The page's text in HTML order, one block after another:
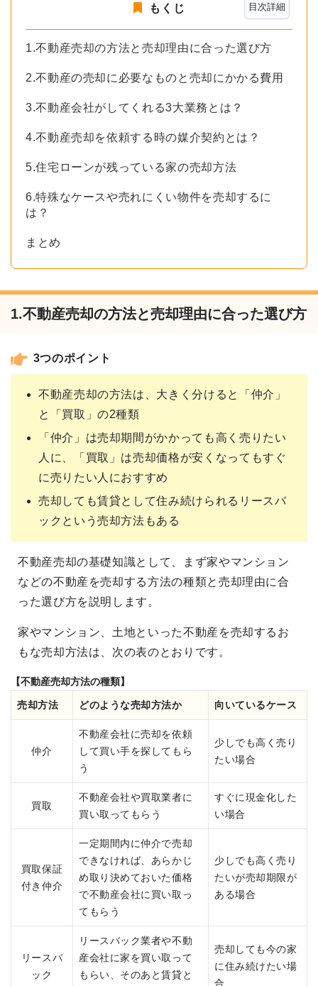
目次詳細
もくじ
1.不動産売却の方法と売却理由に合った選び方
2.不動産の売却に必要なものと売却にかかる費用
3.不動産会社がしてくれる3大業務とは？
4.不動産売却を依頼する時の媒介契約とは？
5.住宅ローンが残っている家の売却方法
6.特殊なケースや売れにくい物件を売却するに
は？
まとめ
1.不動産売却の方法と売却理由に合った選び方
3つのポイント
不動産売却の方法は、大きく分けると「仲介」
と「買取」の2種類
「仲介」は売却期間がかかっても高く売りたい
人に、「買取」は売却価格が安くなってもすぐ
に売りたい人におすすめ
売却しても賃貸として住み続けられるリースバ
ックという売却方法もある
不動産売却の基礎知識として、まず家やマンション
などの不動産を売却する方法の種類と売却理由に合
った選び方を説明します。
家やマンション、土地といった不動産を売却するお
もな売却方法は、次の表のとおりです。
【不動産売却方法の種類】
売却方法 どのような売却方法か 向いているケース
仲介
不動産会社に売却を依頼
して買い手を探してもら
う
少しでも高く売り
たい場合
買取
不動産会社や買取業者に
買い取ってもらう
すぐに現金化した
い場合
買取保証
付き仲介
一定期間内に仲介で売却
できなければ、あらかじ
め取り決めておいた価格
で不動産会社に買い取っ
てもらう
少しでも高く売り
たいが売却期限が
ある場合
リースバ
ック
リースバック業者や不動
産会社に家を買い取って
もらい、そのあと賃貸と
売却しても今の家
に住み続けたい場
合